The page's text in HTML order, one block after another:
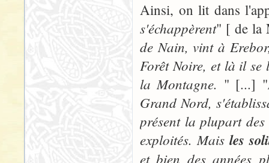
Ainsi, on lit dans
s'échappèrent" [ de la
de Nain, vint à
Forêt Noire, et là il se
la Montagne. " [...] "
Grand Nord,
présent la plupart
exploités. Mais les
et bien des années